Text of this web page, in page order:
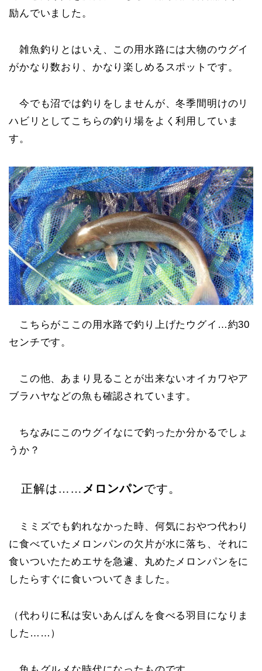
励んでいました。
雑魚釣りとはいえ、この用水路には大物のウグイ
がかなり数おり、かなり楽しめるスポットです。
今でも沼では釣りをしませんが、冬季間明けのリ
ハビリとしてこちらの釣り場をよく利用していま
す。
こちらがここの用水路で釣り上げたウグイ…約30
センチです。
この他、あまり見ることが出来ないオイカワやア
ブラハヤなどの魚も確認されています。
ちなみにこのウグイなにで釣ったか分かるでしょ
うか？
正解は…… メロンパンです。
ミミズでも釣れなかった時、何気におやつ代わり
に食べていたメロンパンの欠片が水に落ち、それに
食いついたためエサを急遽、丸めたメロンパンをに
したらすぐに食いついてきました。
（代わりに私は安いあんぱんを食べる羽目になりま
した……）